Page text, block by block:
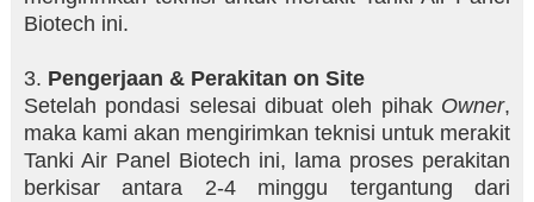
Biotech ini.
3. Pengerjaan & Perakitan on Site
Setelah pondasi selesai dibuat oleh pihak Owner,
maka kami akan mengirimkan teknisi untuk merakit
Tanki Air Panel Biotech ini, lama proses perakitan
berkisar antara 2-4 minggu tergantung dari